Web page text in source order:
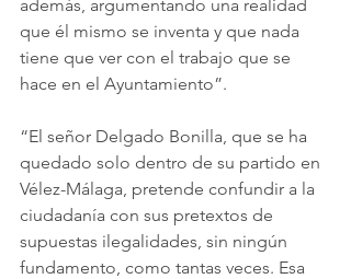
además, argumentando una realidad
que él mismo se inventa y que nada
tiene que ver con el trabajo que se
hace en el Ayuntamiento”.
“El señor Delgado Bonilla, que se ha
quedado solo dentro de su partido en
Vélez-Málaga, pretende confundir a la
ciudadanía con sus pretextos de
supuestas ilegalidades, sin ningún
fundamento, como tantas veces. Esa